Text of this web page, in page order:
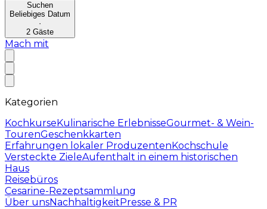
Suchen
Beliebiges Datum
·
2 Gäste
Mach mit
Kategorien
KochkurseKulinarische ErlebnisseGourmet- & Wein-
TourenGeschenkkarten
Erfahrungen lokaler ProduzentenKochschule
Versteckte ZieleAufenthalt in einem historischen
Haus
Reisebüros
Cesarine-Rezeptsammlung
Über unsNachhaltigkeitPresse & PR